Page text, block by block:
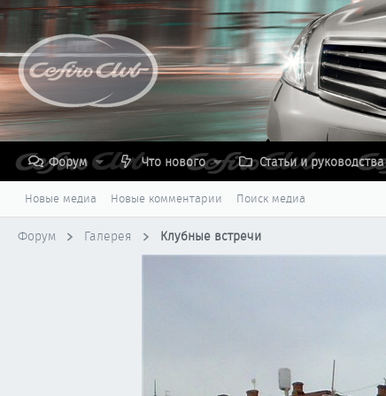
Форум Что нового Статьи и руководства
Новые медиа Новые комментарии Поиск медиа
Форум Галерея Клубные встречи